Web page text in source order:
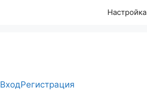
Настройка
ВходРегистрация